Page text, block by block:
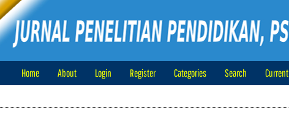
Home About Login Register Categories Search Current